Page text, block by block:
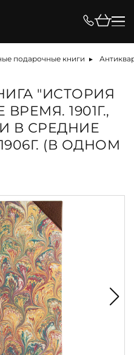
подарочные книги
"ИСТОРИЯ
1901Г.,
В СРЕДНИЕ
(В ОДНОМ